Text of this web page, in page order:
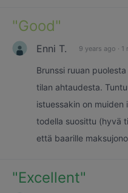
"Good"
Enni T. 9 years ago · 1
Brunssi ruuan
tilan ahtaudesta.
istuessakin on muiden
todella suosittu (hyvä
että baarille
"Excellent"